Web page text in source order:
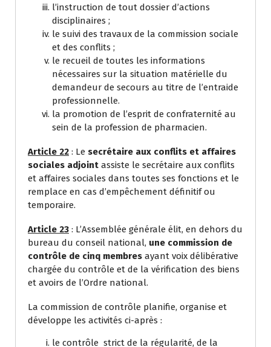
l’instruction de tout dossier d’actions
disciplinaires ;
le suivi des travaux de la commission sociale
et des conflits ;
le recueil de toutes les informations
nécessaires sur la situation matérielle du
demandeur de secours au titre de l’entraide
professionnelle.
la promotion de l’esprit de confraternité au
sein de la profession de pharmacien.
Article 22 : Le secrétaire aux conflits et affaires
sociales adjoint assiste le secrétaire aux conflits
et affaires sociales dans toutes ses fonctions et le
remplace en cas d’empêchement définitif ou
temporaire.
Article 23 : L’Assemblée générale élit, en dehors du
bureau du conseil national, une commission de
contrôle de cinq membres ayant voix délibérative
chargée du contrôle et de la vérification des biens
et avoirs de l’Ordre national.
La commission de contrôle planifie, organise et
développe les activités ci-après :
le contrôle strict de la régularité, de la